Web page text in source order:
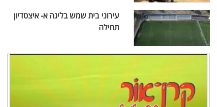
עירוני בית שמש בליגה א- איצטדיון
תחילה